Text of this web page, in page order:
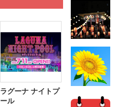
ラグーナ ナイトプ
ール